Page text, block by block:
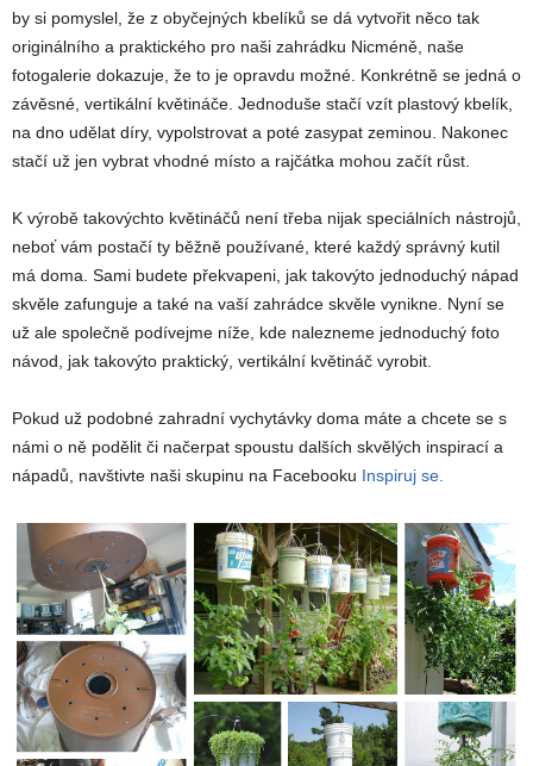
by si pomyslel, že z obyčejných kbelíků se dá vytvořit něco tak
originálního a praktického pro naši zahrádku Nicméně, naše
fotogalerie dokazuje, že to je opravdu možné. Konkrétně se jedná o
závěsné, vertikální květináče. Jednoduše stačí vzít plastový kbelík,
na dno udělat díry, vypolstrovat a poté zasypat zeminou. Nakonec
stačí už jen vybrat vhodné místo a rajčátka mohou začít růst.
K výrobě takovýchto květináčů není třeba nijak speciálních nástrojů,
neboť vám postačí ty běžně používané, které každý správný kutil
má doma. Sami budete překvapeni, jak takovýto jednoduchý nápad
skvěle zafunguje a také na vaší zahrádce skvěle vynikne. Nyní se
už ale společně podívejme níže, kde nalezneme jednoduchý foto
návod, jak takovýto praktický, vertikální květináč vyrobit.
Pokud už podobné zahradní vychytávky doma máte a chcete se s
námi o ně podělit či načerpat spoustu dalších skvělých inspirací a
nápadů, navštivte naši skupinu na Facebooku Inspiruj se.